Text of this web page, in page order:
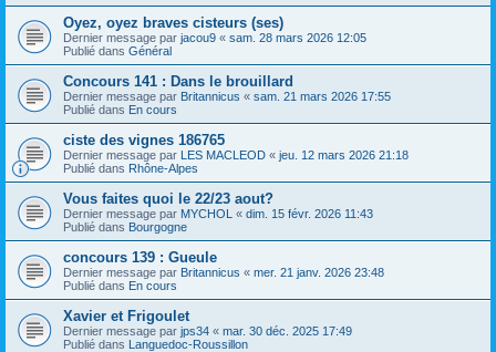
Oyez, oyez braves cisteurs (ses)
Dernier message par jacou9 « sam. 28 mars 2026 12:05
Publié dans Général
Concours 141 : Dans le brouillard
Dernier message par Britannicus « sam. 21 mars 2026 17:55
Publié dans En cours
ciste des vignes 186765
Dernier message par LES MACLEOD « jeu. 12 mars 2026 21:18
Publié dans Rhône-Alpes
Vous faites quoi le 22/23 aout?
Dernier message par MYCHOL « dim. 15 févr. 2026 11:43
Publié dans Bourgogne
concours 139 : Gueule
Dernier message par Britannicus « mer. 21 janv. 2026 23:48
Publié dans En cours
Xavier et Frigoulet
Dernier message par jps34 « mar. 30 déc. 2025 17:49
Publié dans Languedoc-Roussillon